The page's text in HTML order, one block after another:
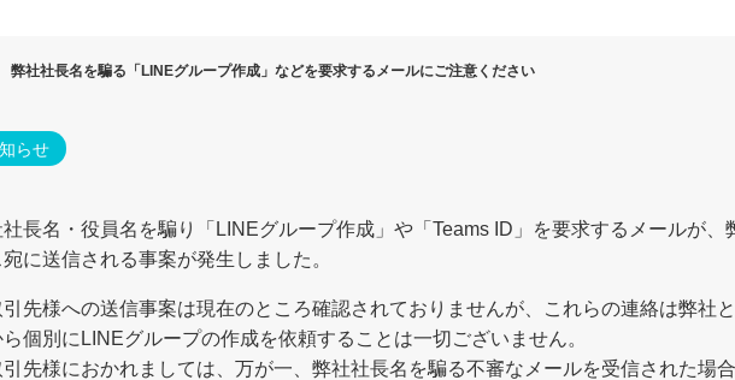
弊社社長名を騙る「LINEグループ作成」などを要求するメールにご注意ください
らせ
長名・役員名を騙り「LINEグループ作成」や「Teams ID」を要求するメールが、
宛に送信される事案が発生しました。
引先様への送信事案は現在のところ確認されておりませんが、これらの連絡は弊社
個別にLINEグループの作成を依頼することは一切ございません。
引先様におかれましては、万が一、弊社社長名を騙る不審なメールを受信された場